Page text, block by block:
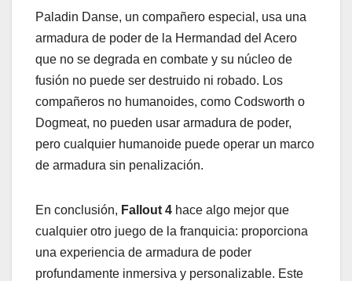
Paladin Danse, un compañero especial, usa una
armadura de poder de la Hermandad del Acero
que no se degrada en combate y su núcleo de
fusión no puede ser destruido ni robado. Los
compañeros no humanoides, como Codsworth o
Dogmeat, no pueden usar armadura de poder,
pero cualquier humanoide puede operar un marco
de armadura sin penalización.
En conclusión, Fallout 4 hace algo mejor que
cualquier otro juego de la franquicia: proporciona
una experiencia de armadura de poder
profundamente inmersiva y personalizable. Este